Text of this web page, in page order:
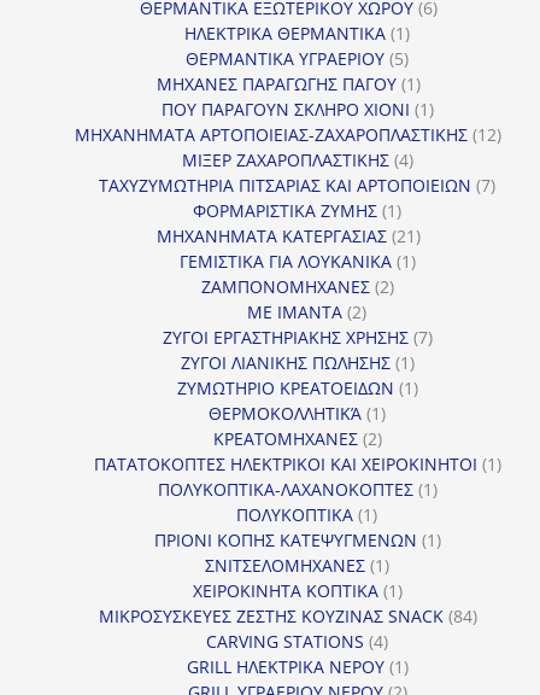
προϊόντα
ΘΕΡΜΑΝΤΙΚΑ ΕΞΩΤΕΡΙΚΟΥ ΧΩΡΟΥ 66
ΗΛΕΚΤΡΙΚΑ ΘΕΡΜΑΝΤΙΚΑ 11
προϊόν
ΘΕΡΜΑΝΤΙΚΑ ΥΓΡΑΕΡΙΟΥ 55
προϊόντα
ΜΗΧΑΝΕΣ ΠΑΡΑΓΩΓΗΣ ΠΑΓΟΥ 11
προϊόν
ΠΟΥ ΠΑΡΑΓΟΥΝ ΣΚΛΗΡΟ ΧΙΟΝΙ 11
προϊόν
ΜΗΧΑΝΗΜΑΤΑ ΑΡΤΟΠΟΙΕΙΑΣ-ΖΑΧΑΡΟΠΛΑΣΤΙΚΗΣ 1212
ΜΙΞΕΡ ΖΑΧΑΡΟΠΛΑΣΤΙΚΗΣ 44
προϊόντα
ΤΑΧΥΖΥΜΩΤΗΡΙΑ ΠΙΤΣΑΡΙΑΣ ΚΑΙ ΑΡΤΟΠΟΙΕΙΩΝ 77
ΦΟΡΜΑΡΙΣΤΙΚΑ ΖΥΜΗΣ 11
προϊόν
ΜΗΧΑΝΗΜΑΤΑ ΚΑΤΕΡΓΑΣΙΑΣ 2121
προϊόντα
ΓΕΜΙΣΤΙΚΑ ΓΙΑ ΛΟΥΚΑΝΙΚΑ 11
ΖΑΜΠΟΝΟΜΗΧΑΝΕΣ 22
ΜΕ ΙΜΑΝΤΑ 22
προϊόντα
ΖΥΓΟΙ ΕΡΓΑΣΤΗΡΙΑΚΗΣ ΧΡΗΣΗΣ 77
ΖΥΓΟΙ ΛΙΑΝΙΚΗΣ ΠΩΛΗΣΗΣ 11
προϊόν
ΖΥΜΩΤΗΡΙΟ ΚΡΕΑΤΟΕΙΔΩΝ 11
ΘΕΡΜΟΚΟΛΛΗΤΙΚΆ 11
προϊόν
ΚΡΕΑΤΟΜΗΧΑΝΕΣ 22
προϊόντα
ΠΑΤΑΤΟΚΟΠΤΕΣ ΗΛΕΚΤΡΙΚΟΙ ΚΑΙ ΧΕΙΡΟΚΙΝΗΤΟΙ 11
ΠΟΛΥΚΟΠΤΙΚΑ-ΛΑΧΑΝΟΚΟΠΤΕΣ 11
ΠΟΛΥΚΟΠΤΙΚΑ 11
προϊόν
ΠΡΙΟΝΙ ΚΟΠΗΣ ΚΑΤΕΨΥΓΜΕΝΩΝ 11
ΣΝΙΤΣΕΛΟΜΗΧΑΝΕΣ 11
προϊόν
ΧΕΙΡΟΚΙΝΗΤΑ ΚΟΠΤΙΚΑ 11
προϊόν
ΜΙΚΡΟΣΥΣΚΕΥΕΣ ΖΕΣΤΗΣ ΚΟΥΖΙΝΑΣ SNACK 8484
CARVING STATIONS 44
προϊόντα
GRILL ΗΛΕΚΤΡΙΚΑ ΝΕΡΟΥ 11